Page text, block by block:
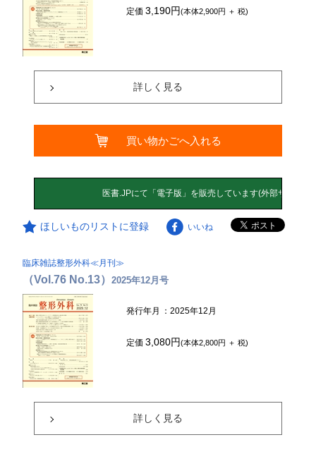
定価3,190円(本体2,900円 ＋ 税)
詳しく見る
買い物かごへ入れる
ほしいものリストに登録 いいね
臨床雑誌整形外科≪月刊≫
（Vol.76 No.13）2025年12月号
発行年月 ：2025年12月
定価3,080円(本体2,800円 ＋ 税)
詳しく見る